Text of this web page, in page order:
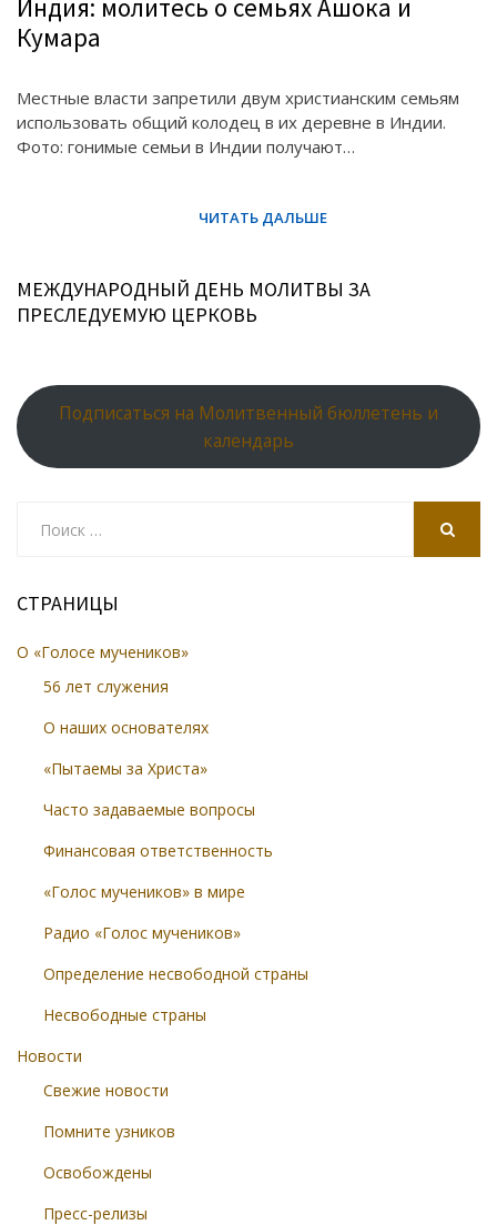
Индия: молитесь о семьях Ашока и
Кумара
Местные власти запретили двум христианским семьям
использовать общий колодец в их деревне в Индии.
Фото: гонимые семьи в Индии получают…
МЕЖДУНАРОДНЫЙ ДЕНЬ МОЛИТВЫ ЗА
ПРЕСЛЕДУЕМУЮ ЦЕРКОВЬ
Подписаться на Молитвенный бюллетень и
календарь
СТРАНИЦЫ
О «Голосе мучеников»
56 лет служения
О наших основателях
«Пытаемы за Христа»
Часто задаваемые вопросы
Финансовая ответственность
«Голос мучеников» в мире
Радио «Голос мучеников»
Определение несвободной страны
Несвободные страны
Новости
Свежие новости
Помните узников
Освобождены
Пресс-релизы